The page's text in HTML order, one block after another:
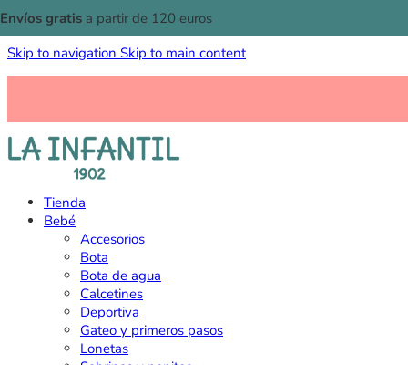
Skip to navigation Skip to main content
Envíos gratis a partir de 120 euros
Tienda
Bebé
Accesorios
Bota
Bota de agua
Calcetines
Deportiva
Gateo y primeros pasos
Lonetas